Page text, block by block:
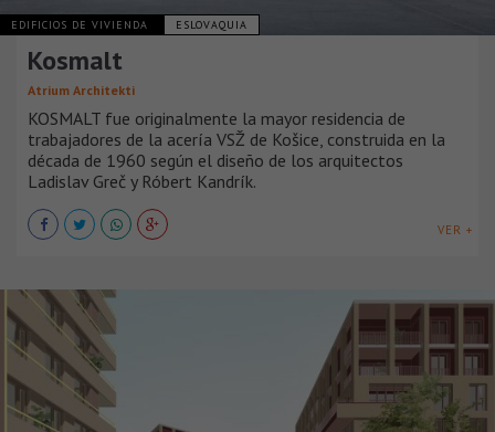
EDIFICIOS DE VIVIENDA ESLOVAQUIA
Kosmalt
Atrium Architekti
KOSMALT fue originalmente la mayor residencia de
trabajadores de la acería VSŽ de Košice, construida en la
década de 1960 según el diseño de los arquitectos
Ladislav Greč y Róbert Kandrík.
VER +